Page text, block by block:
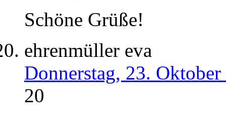
Schöne Grüße!
ehrenmüller eva
Donnerstag, 23.
20